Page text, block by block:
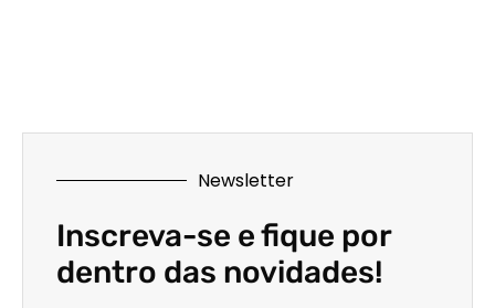
Newsletter
Inscreva-se e fique por
dentro das novidades!